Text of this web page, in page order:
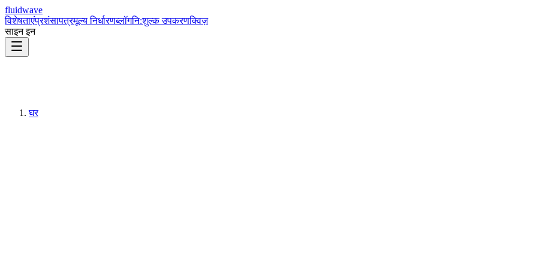
fluidwave
विशेषताएंप्रशंसापत्रमूल्य निर्धारणब्लॉगनि:शुल्क उपकरणक्विज़
साइन इन
घर